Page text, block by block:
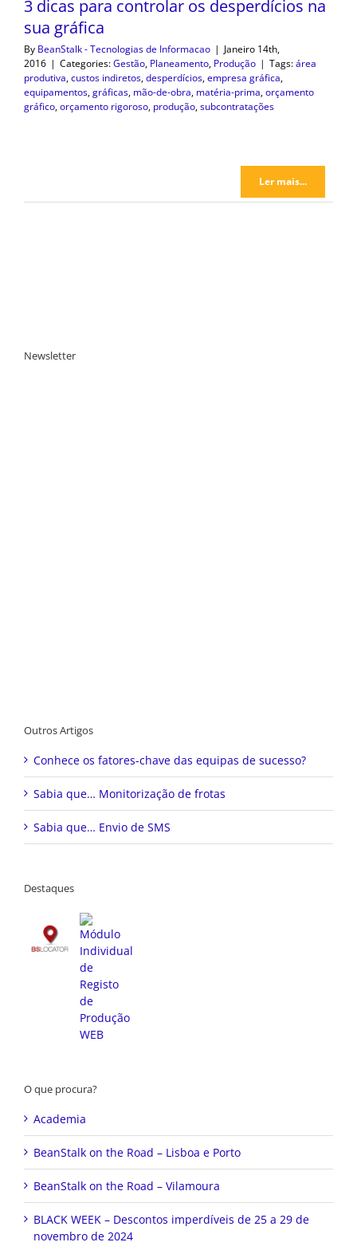
3 dicas para controlar os desperdícios na
sua gráfica
By BeanStalk - Tecnologias de Informacao | Janeiro 14th,
2016 | Categories:Gestão, Planeamento, Produção | Tags:área
produtiva,custos indiretos,desperdícios,empresa gráfica,
equipamentos,gráficas, mão-de-obra, matéria-prima,orçamento
gráfico,orçamento rigoroso, produção,subcontratações
Ler mais...
Newsletter
Outros Artigos
Conhece os fatores-chave das equipas de sucesso?
Sabia que… Monitorização de frotas
Sabia que… Envio de SMS
Destaques
O que procura?
Academia
BeanStalk on the Road – Lisboa e Porto
BeanStalk on the Road – Vilamoura
BLACK WEEK – Descontos imperdíveis de 25 a 29 de
novembro de 2024